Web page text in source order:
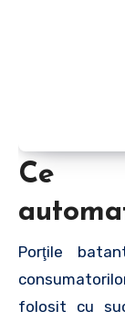
Ce
Porţile
folosit cu